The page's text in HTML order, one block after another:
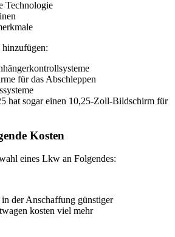
Technologie
hinzufügen:
für das Abschleppen
hat sogar einen 10,25-Zoll-Bildschirm für
Kosten
eines Lkw an Folgendes:
der Anschaffung günstiger
kosten viel mehr